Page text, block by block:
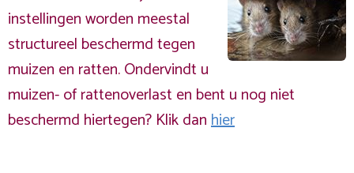
instellingen worden meestal
structureel beschermd tegen
muizen en ratten. Ondervindt u
muizen- of rattenoverlast en bent u nog niet
beschermd hiertegen? Klik danhier